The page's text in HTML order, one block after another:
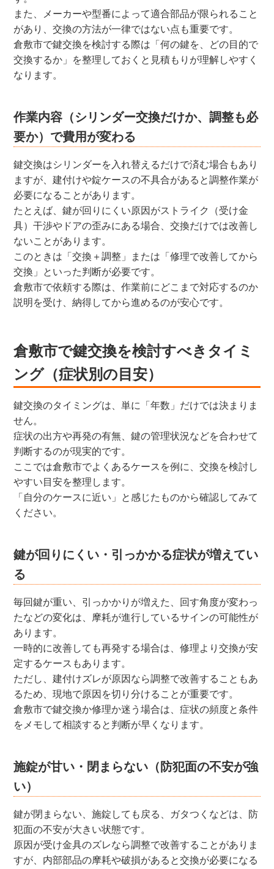
また、メーカーや型番によって適合部品が限られること
があり、交換の方法が一律ではない点も重要です。
倉敷市で鍵交換を検討する際は「何の鍵を、どの目的で
交換するか」を整理しておくと見積もりが理解しやすく
なります。
作業内容（シリンダー交換だけか、調整も必
要か）で費用が変わる
鍵交換はシリンダーを入れ替えるだけで済む場合もあり
ますが、建付けや錠ケースの不具合があると調整作業が
必要になることがあります。
たとえば、鍵が回りにくい原因がストライク（受け金
具）干渉やドアの歪みにある場合、交換だけでは改善し
ないことがあります。
このときは「交換＋調整」または「修理で改善してから
交換」といった判断が必要です。
倉敷市で依頼する際は、作業前にどこまで対応するのか
説明を受け、納得してから進めるのが安心です。
倉敷市で鍵交換を検討すべきタイミ
ング（症状別の目安）
鍵交換のタイミングは、単に「年数」だけでは決まりま
せん。
症状の出方や再発の有無、鍵の管理状況などを合わせて
判断するのが現実的です。
ここでは倉敷市でよくあるケースを例に、交換を検討し
やすい目安を整理します。
「自分のケースに近い」と感じたものから確認してみて
ください。
鍵が回りにくい・引っかかる症状が増えてい
る
毎回鍵が重い、引っかかりが増えた、回す角度が変わっ
たなどの変化は、摩耗が進行しているサインの可能性が
あります。
一時的に改善しても再発する場合は、修理より交換が安
定するケースもあります。
ただし、建付けズレが原因なら調整で改善することもあ
るため、現地で原因を切り分けることが重要です。
倉敷市で鍵交換か修理か迷う場合は、症状の頻度と条件
をメモして相談すると判断が早くなります。
施錠が甘い・閉まらない（防犯面の不安が強
い）
鍵が閉まらない、施錠しても戻る、ガタつくなどは、防
犯面の不安が大きい状態です。
原因が受け金具のズレなら調整で改善することがありま
すが、内部部品の摩耗や破損があると交換が必要になる